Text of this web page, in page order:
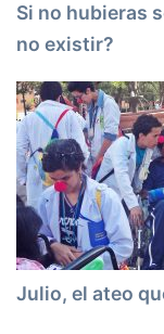
Si no hubieras
no existir?
Julio, el ateo